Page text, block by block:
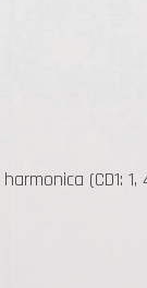
(CD1: 1,